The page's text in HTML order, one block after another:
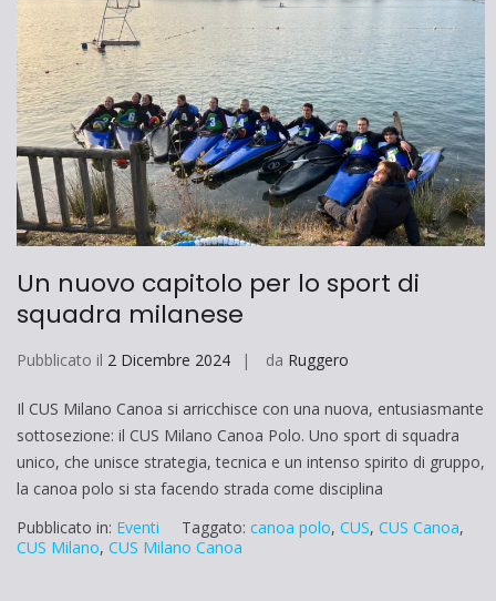
Un nuovo capitolo per lo sport di
squadra milanese
Pubblicato il 2 Dicembre 2024 da Ruggero
Il CUS Milano Canoa si arricchisce con una nuova, entusiasmante
sottosezione: il CUS Milano Canoa Polo. Uno sport di squadra
unico, che unisce strategia, tecnica e un intenso spirito di gruppo,
la canoa polo si sta facendo strada come disciplina
Pubblicato in: Eventi Taggato: canoa polo, CUS, CUS Canoa,
CUS Milano, CUS Milano Canoa